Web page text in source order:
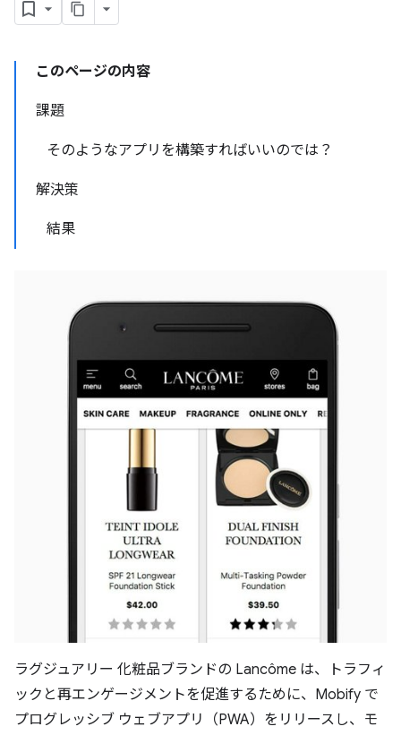
このページの内容
課題
そのようなアプリを構築すればいいのでは？
解決策
結果
ラグジュアリー 化粧品ブランドの Lancôme は、トラフィ
ックと再エンゲージメントを促進するために、Mobify で
プログレッシブ ウェブアプリ（PWA）をリリースし、モ